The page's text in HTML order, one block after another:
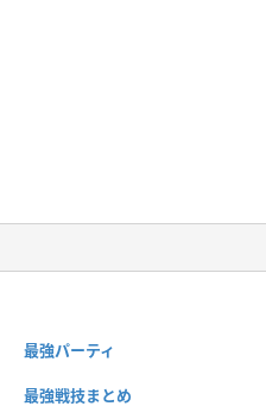
最強パーティ
最強戦技まとめ